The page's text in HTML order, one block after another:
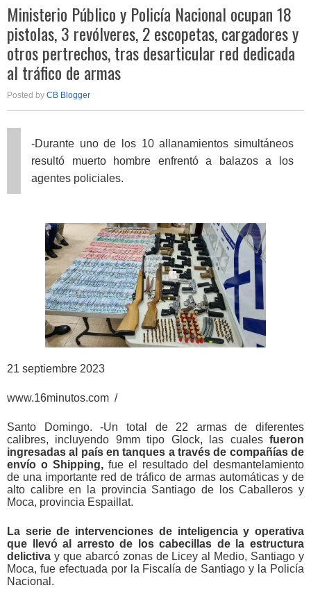
Ministerio Público y Policía Nacional ocupan 18
pistolas, 3 revólveres, 2 escopetas, cargadores y
otros pertrechos, tras desarticular red dedicada
al tráfico de armas
Posted by CB Blogger
-Durante uno de los 10 allanamientos simultáneos
resultó muerto hombre enfrentó a balazos a los
agentes policiales.
21 septiembre 2023
www.16minutos.com /
Santo Domingo. -Un total de 22 armas de diferentes
calibres, incluyendo 9mm tipo Glock, las cuales fueron
ingresadas al país en tanques a través de compañías de
envío o Shipping, fue el resultado del desmantelamiento
de una importante red de tráfico de armas automáticas y de
alto calibre en la provincia Santiago de los Caballeros y
Moca, provincia Espaillat.
La serie de intervenciones de inteligencia y operativa
que llevó al arresto de los cabecillas de la estructura
delictiva y que abarcó zonas de Licey al Medio, Santiago y
Moca, fue efectuada por la Fiscalía de Santiago y la Policía
Nacional.